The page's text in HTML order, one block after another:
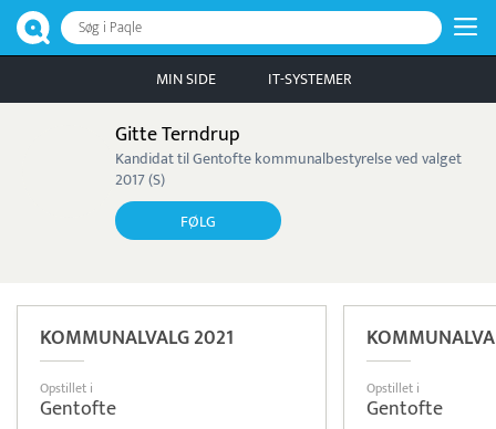
Søg i Paqle
MIN SIDE IT-SYSTEMER
Gitte Terndrup
Kandidat til Gentofte kommunalbestyrelse ved valget
2017 (S)
FØLG
KOMMUNALVALG 2021
Opstillet i
Gentofte
Opstillet i
Gentofte